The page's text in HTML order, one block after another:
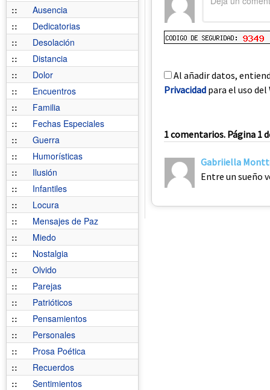
::
Ausencia
::
Dedicatorias
::
Desolación
::
Distancia
::
Dolor
::
Encuentros
::
Familia
::
Fechas Especiales
::
Guerra
::
Humorísticas
::
Ilusión
::
Infantiles
::
Locura
::
Mensajes de Paz
::
Miedo
::
Nostalgia
::
Olvido
::
Parejas
::
Patrióticos
::
Pensamientos
::
Personales
::
Prosa Poética
::
Recuerdos
::
Sentimientos
Al añadir datos,
Privacidad para el uso del
1 comentarios. Página 1
Gabriiella
Entre un sueño